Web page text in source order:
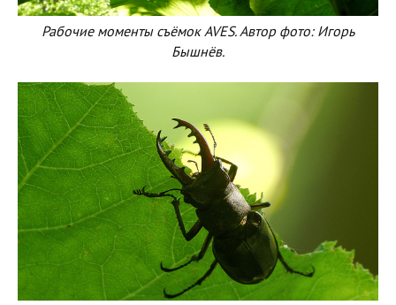
Рабочие моменты съёмок AVES. Автор фото: Игорь
Бышнёв.